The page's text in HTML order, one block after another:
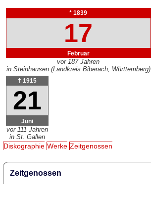
* 1839
17
Februar
vor 187 Jahren
in Steinhausen (Landkreis Biberach, Württemberg)
† 1915
21
Juni
vor 111 Jahren
in St. Gallen
Diskographie Werke Zeitgenossen
Zeitgenossen